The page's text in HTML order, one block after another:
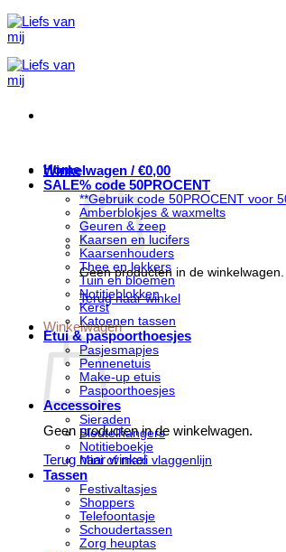
Ga
naar
inhoud
Winkelwagen / €0,00
Geen producten in de winkelwagen.
Terug naar winkel
Winkelwagen
Geen producten in de winkelwagen.
Terug naar winkel
Home
SALE% code 50PROCENT
**Gebruik code 50PROCENT voor
Amberblokjes & waxmelts
Geuren & zeep
Kaarsen en lucifers
Kaarsenhouders
Thee en lekkers
Tuin en bloemen
Notitieblokken
Kerst
Katoenen tassen
Etui & paspoorthoesjes
Pasjesmapjes
Pennenetuis
Make-up etuis
Paspoorthoesjes
Accessoires
Sieraden
Sleutelhangers
Notitieboekje
Mini of maxi vlaggenlijn
Tassen
Festivaltasjes
Shoppers
Telefoontasje
Schoudertassen
Zorg heuptas